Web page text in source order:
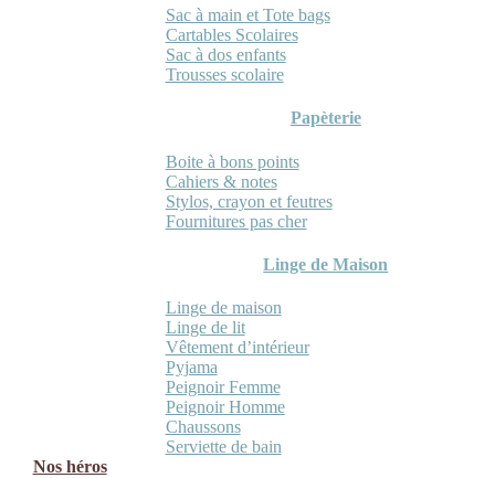
Sac à main et Tote bags
Cartables Scolaires
Sac à dos enfants
Trousses scolaire
Papèterie
Boite à bons points
Cahiers & notes
Stylos, crayon et feutres
Fournitures pas cher
Linge de Maison
Linge de maison
Linge de lit
Vêtement d’intérieur
Pyjama
Peignoir Femme
Peignoir Homme
Chaussons
Serviette de bain
Nos héros